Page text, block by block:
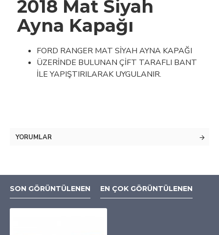
2018 Mat Siyah
Ayna Kapağı
FORD RANGER MAT SİYAH AYNA KAPAĞI
ÜZERİNDE BULUNAN ÇİFT TARAFLI BANT
İLE YAPIŞTIRILARAK UYGULANIR.
YORUMLAR
SON GÖRÜNTÜLENEN EN ÇOK GÖRÜNTÜLENEN